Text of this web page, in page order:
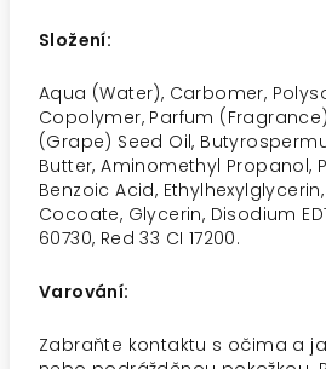
Složení:
Aqua (Water), Carbomer,
Copolymer, Parfum
(Grape) Seed Oil,
Butter, Aminomethyl Propanol,
Benzoic Acid,
Cocoate, Glycerin, Disodium
60730, Red 33 CI 17200.
Varování:
Zabraňte kontaktu s očima a